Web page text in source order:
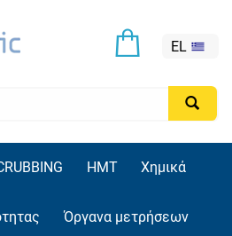
EL
HMT Χημικά
Όργανα μετρήσεων